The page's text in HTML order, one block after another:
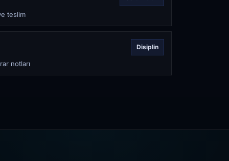
teslim
Disiplin
notları